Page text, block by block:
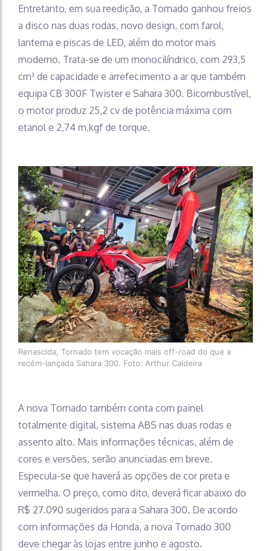
Entretanto, em sua reedição, a Tornado ganhou freios
a disco nas duas rodas, novo design, com farol,
lanterna e piscas de LED, além do motor mais
moderno. Trata-se de um monocilíndrico, com 293,5
cm³ de capacidade e arrefecimento a ar que também
equipa CB 300F Twister e Sahara 300. Bicombustível,
o motor produz 25,2 cv de potência máxima com
etanol e 2,74 m.kgf de torque.
Renascida, Tornado tem vocação mais off-road do que a
recém-lançada Sahara 300. Foto: Arthur Caldeira
A nova Tornado também conta com painel
totalmente digital, sistema ABS nas duas rodas e
assento alto. Mais informações técnicas, além de
cores e versões, serão anunciadas em breve.
Especula-se que haverá as opções de cor preta e
vermelha. O preço, como dito, deverá ficar abaixo do
R$ 27.090 sugeridos para a Sahara 300. De acordo
com informações da Honda, a nova Tornado 300
deve chegar às lojas entre junho e agosto.